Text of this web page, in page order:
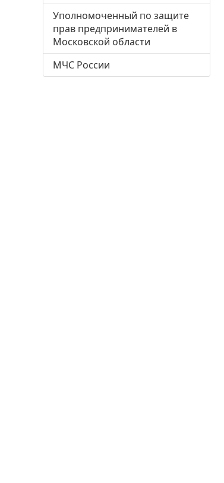
Уполномоченный по защите
прав предпринимателей в
Московской области
МЧС России